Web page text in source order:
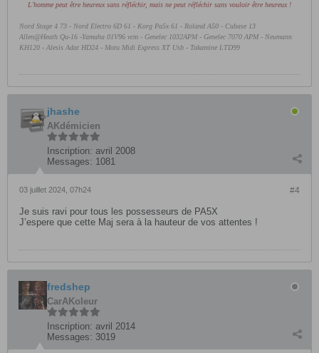
L'homme peut être heureux sans réfléchir, mais ne peut réfléchir sans vouloir être heureux !
Nord Stage 4 73 - Nord Electro 6D 61 - Korg Pa5x 61 - Roland A50 - Cubase 13
Allen@Heath Qu-16 -Yamaha 01V96 vcm - Genelec 1032APM - Genelec 7070 APM - Neumann
KH120 - Alesis Adat HD24 - Motu Midi Express XT Usb - Takamine LTD99
jhashe
AKdémicien
Inscription: avril 2008
Messages: 1081
#4
03 juillet 2024, 07h24
Je suis ravi pour tous les possesseurs de PA5X
J’espere que cette Maj sera à la hauteur de vos attentes !
fredshep
CarAKoleur
Inscription: avril 2014
Messages: 3019